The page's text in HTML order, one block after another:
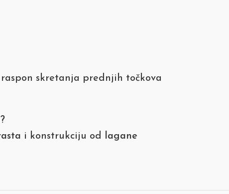
skretanja prednjih točkova
i konstrukciju od lagane